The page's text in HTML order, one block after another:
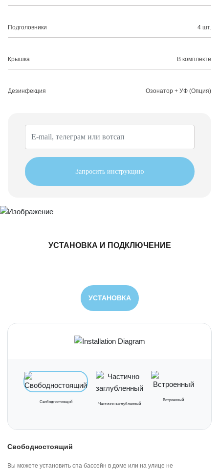
Подголовники 4 шт.
Крышка В комплекте
Дезинфекция Озонатор + УФ (Опция)
Запросить инструкцию
УСТАНОВКА И ПОДКЛЮЧЕНИЕ
УСТАНОВКА
Свободностоящий
Вы можете установить спа бассейн в доме или на улице не
Свободностоящий Частично заглубленный
Встроенный